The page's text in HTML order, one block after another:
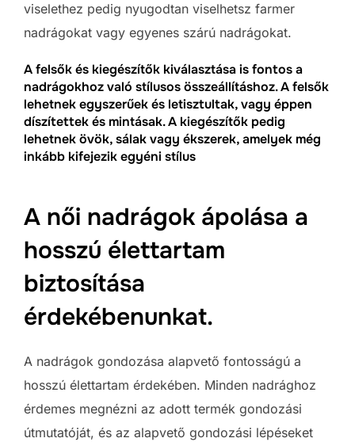
viselethez pedig nyugodtan viselhetsz farmer
nadrágokat vagy egyenes szárú nadrágokat.
A felsők és kiegészítők kiválasztása is fontos a
nadrágokhoz való stílusos összeállításhoz. A felsők
lehetnek egyszerűek és letisztultak, vagy éppen
díszítettek és mintásak. A kiegészítők pedig
lehetnek övök, sálak vagy ékszerek, amelyek még
inkább kifejezik egyéni stílus
A női nadrágok ápolása a
hosszú élettartam
biztosítása
érdekébenunkat.
A nadrágok gondozása alapvető fontosságú a
hosszú élettartam érdekében. Minden nadrághoz
érdemes megnézni az adott termék gondozási
útmutatóját, és az alapvető gondozási lépéseket